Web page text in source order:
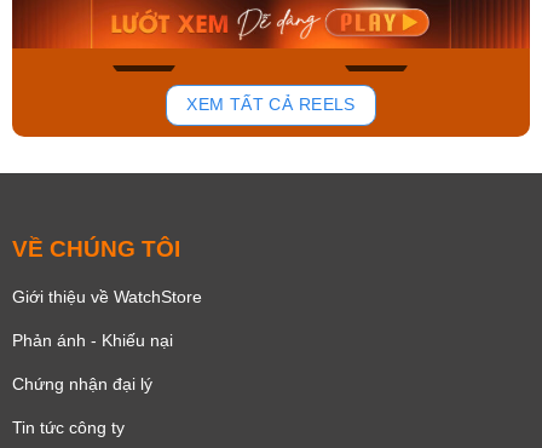
133
Mua ngay Mua ngay
XEM TẤT CẢ REELS
VỀ CHÚNG TÔI
Giới thiệu về WatchStore
Phản ánh - Khiếu nại
Chứng nhận đại lý
Tin tức công ty